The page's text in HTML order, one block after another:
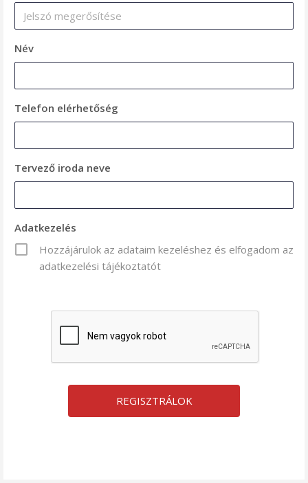
Név
Telefon elérhetőség
Tervező iroda neve
Adatkezelés
Hozzájárulok az adataim kezeléshez és elfogadom az
adatkezelési tájékoztatót